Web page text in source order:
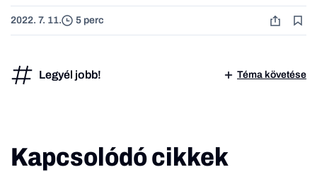
2022. 7. 11. 5 perc
Legyél jobb! Téma követése
Kapcsolódó cikkek